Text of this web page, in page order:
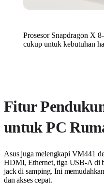
Prosesor Snapdragon X
cukup untuk kebutuhan
Fitur
untuk PC
Asus juga melengkapi VM441
HDMI, Ethernet, tiga USB-A di
jack di samping. Ini
dan akses cepat.